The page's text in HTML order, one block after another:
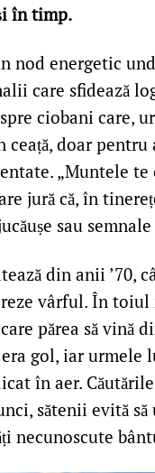
în timp.
nod energetic
care sfidează
ciobani care,
doar pentru
„Muntele te
jură că, în
sau
din anii ’70,
vârful. În
părea să vină
gol, iar urmele
în aer.
sătenii evită să
necunoscute